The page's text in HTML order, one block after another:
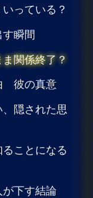
っている？
瞬間
関係終了？
彼の真意
隠された思
ことになる
下す結論